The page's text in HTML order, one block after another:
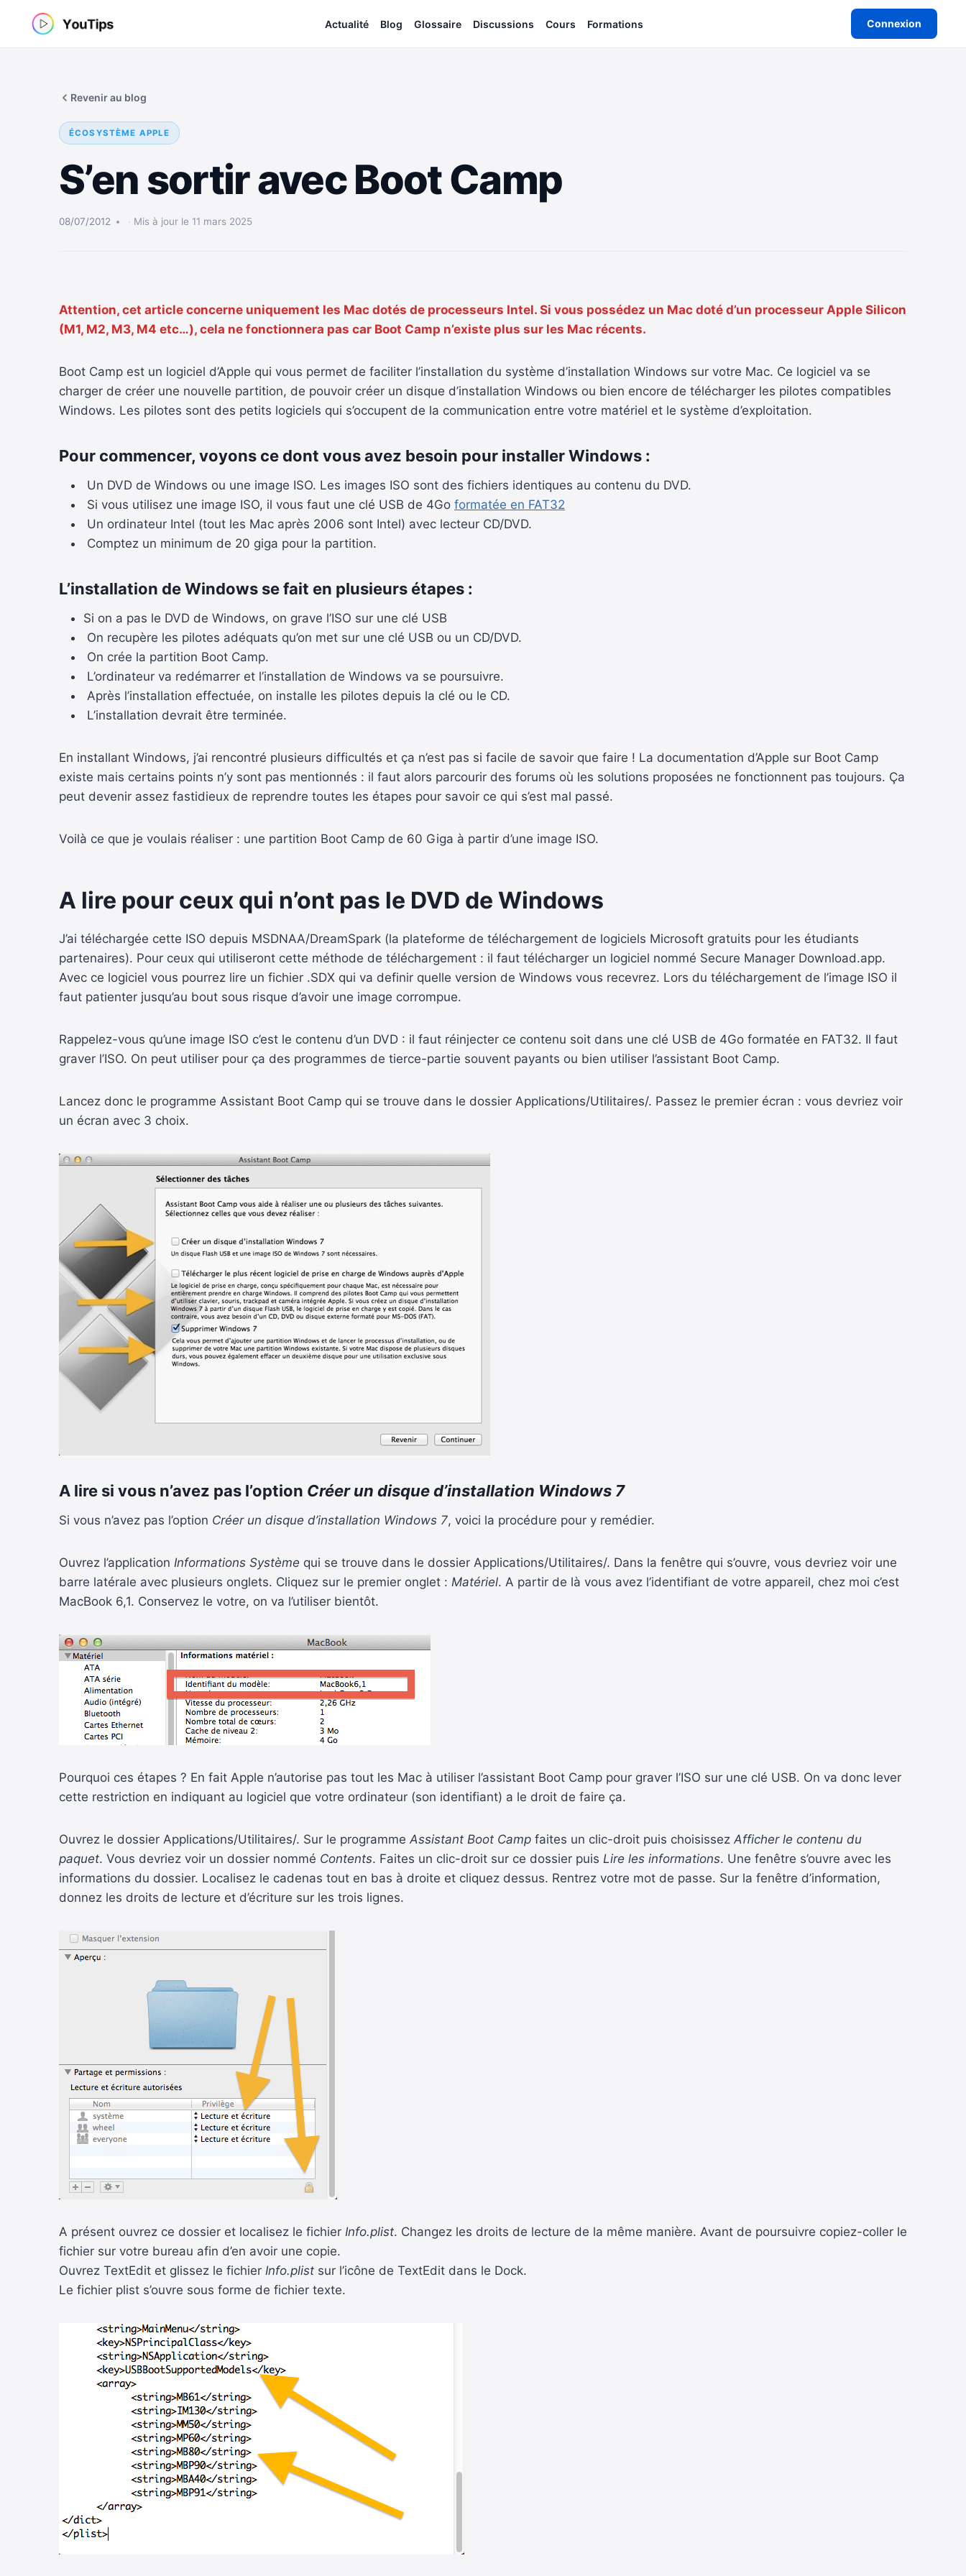
Actualité Blog Glossaire Discussions Cours Formations Connexion
Revenir au blog
ÉCOSYSTÈME APPLE
S’en sortir avec Boot Camp
08/07/2012 Mis à jour le 11 mars 2025
Attention, cet article concerne uniquement les Mac dotés de processeurs Intel. Si vous possédez un Mac doté d’un processeur Apple Silicon
(M1, M2, M3, M4 etc…), cela ne fonctionnera pas car Boot Camp n’existe plus sur les Mac récents.
Boot Camp est un logiciel d’Apple qui vous permet de faciliter l’installation du système d’installation Windows sur votre Mac. Ce logiciel va se
charger de créer une nouvelle partition, de pouvoir créer un disque d’installation Windows ou bien encore de télécharger les pilotes compatibles
Windows. Les pilotes sont des petits logiciels qui s’occupent de la communication entre votre matériel et le système d’exploitation.
Pour commencer, voyons ce dont vous avez besoin pour installer Windows :
Un DVD de Windows ou une image ISO. Les images ISO sont des fichiers identiques au contenu du DVD.
Si vous utilisez une image ISO, il vous faut une clé USB de 4Go formatée en FAT32
Un ordinateur Intel (tout les Mac après 2006 sont Intel) avec lecteur CD/DVD.
Comptez un minimum de 20 giga pour la partition.
L’installation de Windows se fait en plusieurs étapes :
Si on a pas le DVD de Windows, on grave l’ISO sur une clé USB
On recupère les pilotes adéquats qu’on met sur une clé USB ou un CD/DVD.
On crée la partition Boot Camp.
L’ordinateur va redémarrer et l’installation de Windows va se poursuivre.
Après l’installation effectuée, on installe les pilotes depuis la clé ou le CD.
L’installation devrait être terminée.
En installant Windows, j’ai rencontré plusieurs difficultés et ça n’est pas si facile de savoir que faire ! La documentation d’Apple sur Boot Camp
existe mais certains points n’y sont pas mentionnés : il faut alors parcourir des forums où les solutions proposées ne fonctionnent pas toujours. Ça
peut devenir assez fastidieux de reprendre toutes les étapes pour savoir ce qui s’est mal passé.
Voilà ce que je voulais réaliser : une partition Boot Camp de 60 Giga à partir d’une image ISO.
A lire pour ceux qui n’ont pas le DVD de Windows
J’ai téléchargée cette ISO depuis MSDNAA/DreamSpark (la plateforme de téléchargement de logiciels Microsoft gratuits pour les étudiants
partenaires). Pour ceux qui utiliseront cette méthode de téléchargement : il faut télécharger un logiciel nommé Secure Manager Download.app.
Avec ce logiciel vous pourrez lire un fichier .SDX qui va definir quelle version de Windows vous recevrez. Lors du téléchargement de l’image ISO il
faut patienter jusqu’au bout sous risque d’avoir une image corrompue.
Rappelez-vous qu’une image ISO c’est le contenu d’un DVD : il faut réinjecter ce contenu soit dans une clé USB de 4Go formatée en FAT32. Il faut
graver l’ISO. On peut utiliser pour ça des programmes de tierce-partie souvent payants ou bien utiliser l’assistant Boot Camp.
Lancez donc le programme Assistant Boot Camp qui se trouve dans le dossier Applications/Utilitaires/. Passez le premier écran : vous devriez voir
un écran avec 3 choix.
A lire si vous n’avez pas l’option Créer un disque d’installation Windows 7
Si vous n’avez pas l’option Créer un disque d’installation Windows 7, voici la procédure pour y remédier.
Ouvrez l’application Informations Système qui se trouve dans le dossier Applications/Utilitaires/. Dans la fenêtre qui s’ouvre, vous devriez voir une
barre latérale avec plusieurs onglets. Cliquez sur le premier onglet : Matériel. A partir de là vous avez l’identifiant de votre appareil, chez moi c’est
MacBook 6,1. Conservez le votre, on va l’utiliser bientôt.
Pourquoi ces étapes ? En fait Apple n’autorise pas tout les Mac à utiliser l’assistant Boot Camp pour graver l’ISO sur une clé USB. On va donc lever
cette restriction en indiquant au logiciel que votre ordinateur (son identifiant) a le droit de faire ça.
Ouvrez le dossier Applications/Utilitaires/. Sur le programme Assistant Boot Camp faites un clic-droit puis choisissez Afficher le contenu du
paquet. Vous devriez voir un dossier nommé Contents. Faites un clic-droit sur ce dossier puis Lire les informations. Une fenêtre s’ouvre avec les
informations du dossier. Localisez le cadenas tout en bas à droite et cliquez dessus. Rentrez votre mot de passe. Sur la fenêtre d’information,
donnez les droits de lecture et d’écriture sur les trois lignes.
A présent ouvrez ce dossier et localisez le fichier Info.plist. Changez les droits de lecture de la même manière. Avant de poursuivre copiez-coller le
fichier sur votre bureau afin d’en avoir une copie.
Ouvrez TextEdit et glissez le fichier Info.plist sur l’icône de TextEdit dans le Dock.
Le fichier plist s’ouvre sous forme de fichier texte.